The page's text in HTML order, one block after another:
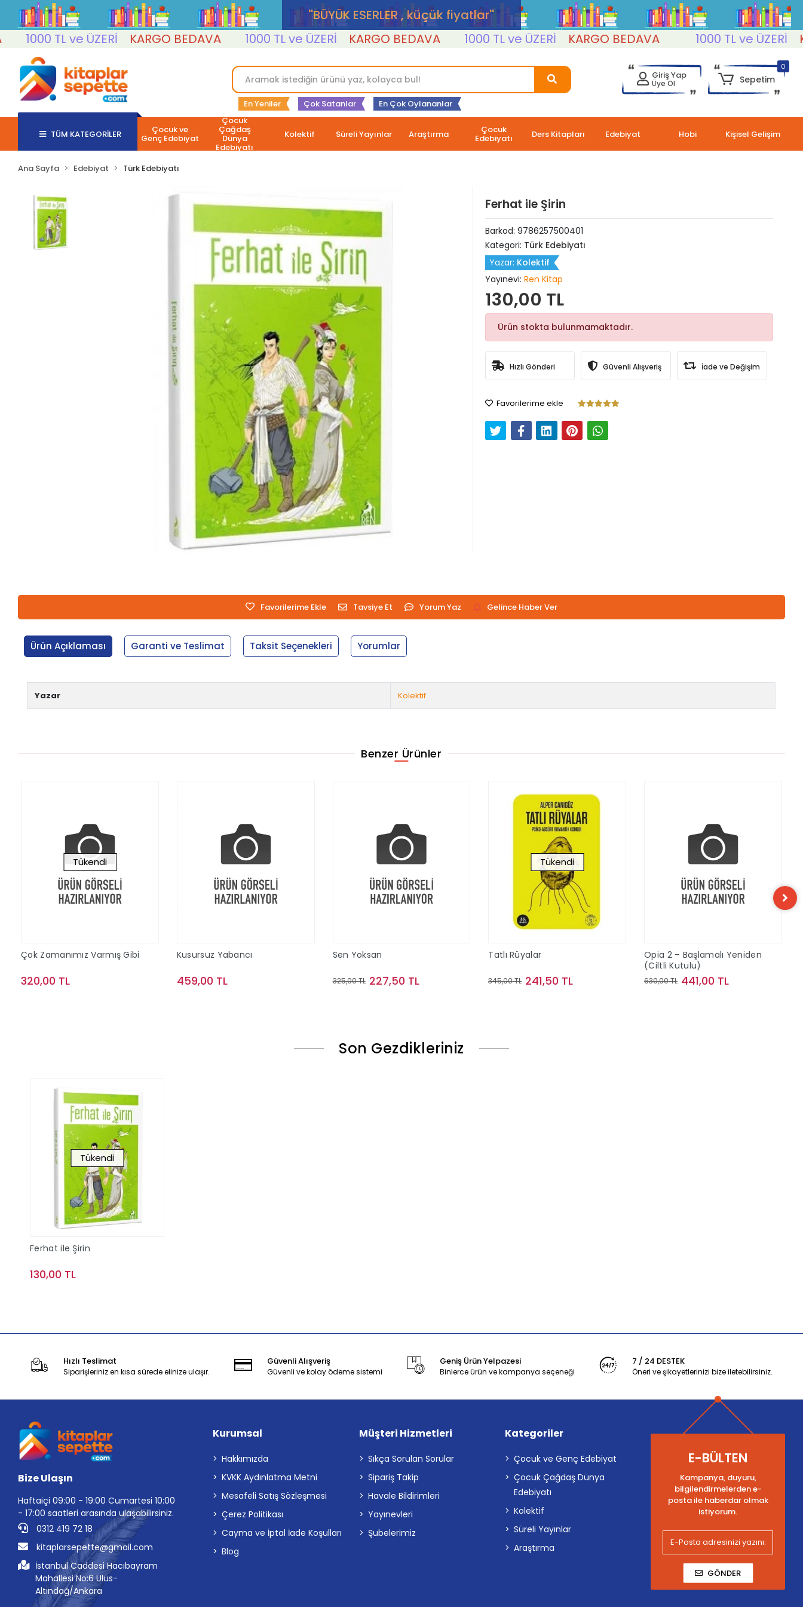
''BÜYÜK ESERLER , küçük fiyatlar''
1000 TL ve ÜZERİ
KARGO BEDAVA 1000 TL ve ÜZERİ KARGO BEDAVA 1000 TL ve ÜZERİ KARGO BEDAVA 1000 TL ve ÜZERİ
En Yeniler Çok Satanlar En Çok Oylananlar
Giriş Yap
Üye Ol
0
Sepetim
TÜM KATEGORİLER Çocuk ve
Genç Edebiyat
Çocuk
Çağdaş
Dünya
Edebiyatı
Kolektif Süreli Yayınlar Araştırma Çocuk
Edebiyatı Ders Kitapları Edebiyat Hobi Kişisel Gelişim
Ana Sayfa Edebiyat Türk Edebiyatı
Ferhat ile Şirin
Barkod: 9786257500401
Kategori: Türk Edebiyatı
Yazar: Kolektif
Yayınevi: Ren Kitap
130,00 TL
Ürün stokta bulunmamaktadır.
Hızlı Gönderi Güvenli Alışveriş İade ve Değişim
Favorilerime ekle
Favorilerime Ekle Tavsiye Et Yorum Yaz Gelince Haber Ver
Ürün Açıklaması Garanti ve Teslimat Taksit Seçenekleri Yorumlar
Yazar Kolektif
Benzer Ürünler
Tükendi
Çok Zamanımız Varmış Gibi
320,00 TL
Kusursuz Yabancı
459,00 TL
Sen Yoksan
325,00 TL 227,50 TL
Tükendi
Tatlı Rüyalar
345,00 TL 241,50 TL
Opia 2 – Başlamalı Yeniden
(Ciltli Kutulu)
630,00 TL 441,00 TL
Son Gezdikleriniz
Tükendi
Ferhat ile Şirin
130,00 TL
Hızlı Teslimat
Siparişleriniz en kısa sürede elinize ulaşır.
Güvenli Alışveriş
Güvenli ve kolay ödeme sistemi
Geniş Ürün Yelpazesi
Binlerce ürün ve kampanya seçeneği
7 / 24 DESTEK
Öneri ve şikayetlerinizi bize iletebilirsiniz.
Bize Ulaşın
Haftaiçi 09:00 - 19:00 Cumartesi 10:00
- 17:00 saatleri arasında ulaşabilirsiniz.
0312 419 72 18
kitaplarsepette@gmail.com
İstanbul Caddesi Hacıbayram
Mahallesi No:6 Ulus-
Altındağ/Ankara
Kurumsal
Hakkımızda
KVKK Aydınlatma Metni
Mesafeli Satış Sözleşmesi
Çerez Politikası
Cayma ve İptal İade Koşulları
Blog
Müşteri Hizmetleri
Sıkça Sorulan Sorular
Sipariş Takip
Havale Bildirimleri
Yayınevleri
Şubelerimiz
Kategoriler
Çocuk ve Genç Edebiyat
Çocuk Çağdaş Dünya
Edebiyatı
Kolektif
Süreli Yayınlar
Araştırma
E-BÜLTEN
Kampanya, duyuru,
bilgilendirmelerden e-
posta ile haberdar olmak
istiyorum.
GÖNDER